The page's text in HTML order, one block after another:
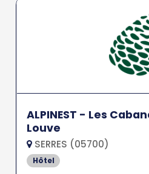
ALPINEST - Les
Louve
SERRES (05700)
Hôtel